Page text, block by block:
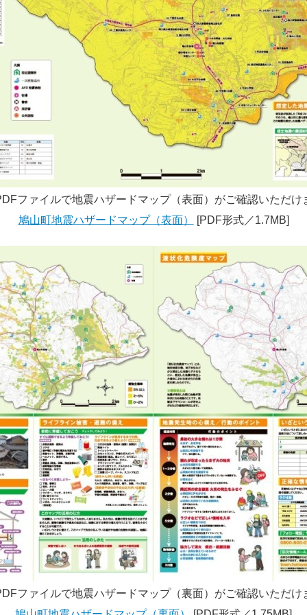
ファイルで地震ハザードマップ（表面）がご確認いただけ
鳩山町地震ハザードマップ（表面）
[PDF形式／1.7MB]
ファイルで地震ハザードマップ（裏面）がご確認いただけ